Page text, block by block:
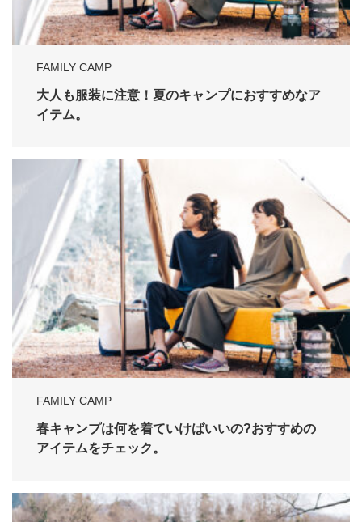
FAMILY CAMP
大人も服装に注意！夏のキャンプにおすすめなア
イテム。
FAMILY CAMP
春キャンプは何を着ていけばいいの?おすすめの
アイテムをチェック。